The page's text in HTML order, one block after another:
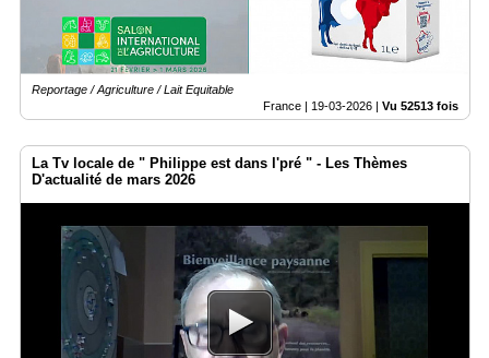
Reportage / Agriculture / Lait Equitable
France | 19-03-2026 | Vu 52513 fois
La Tv locale de " Philippe est dans l'pré " - Les Thèmes
D'actualité de mars 2026